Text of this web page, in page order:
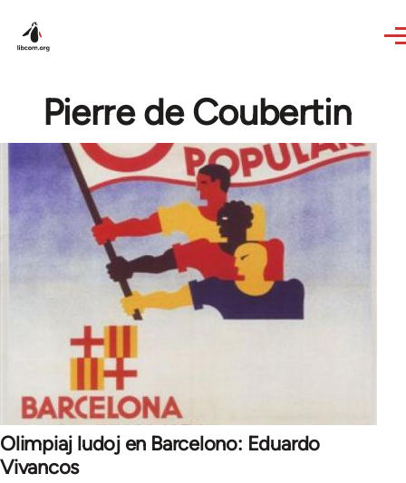
Pierre de Coubertin
Olimpiaj ludoj en Barcelono: Eduardo
Vivancos